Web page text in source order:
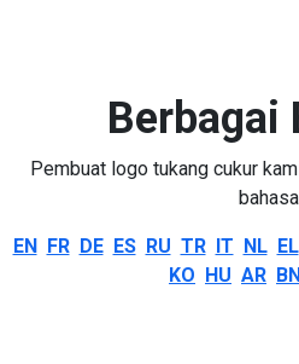
Berbagai
Pembuat logo tukang cukur
EN FR DE ES RU TR IT NL EL
KO HU AR